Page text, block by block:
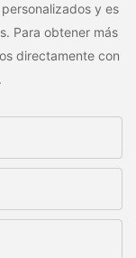
y es
Para obtener más
directamente con